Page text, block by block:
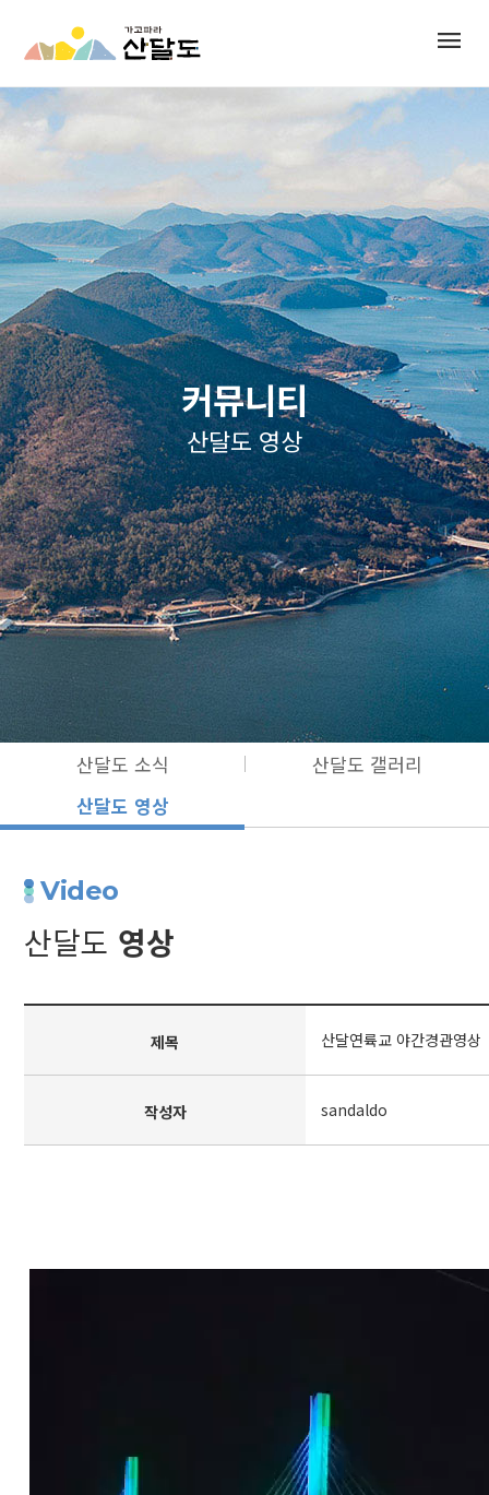
menu
커뮤니티
산달도 영상
산달도 소식
산달도 갤러리
산달도 영상
Video
산달도 영상
제목 산달연륙교 야간경관영상
작성자 sandaldo